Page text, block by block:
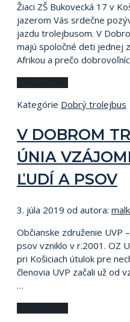
Žiaci ZŠ Bukovecká 17 v
jazerom Vás srdečne
jazdu trolejbusom. V
majú spoločné deti jednej
Afrikou a prečo
ČITAŤ VIAC …
Kategórie Dobrý trolejbus
V DOBROM
ÚNIA
ĽUDÍ A PSOV
3. júla 2019 od autora:
Občianske združenie UVP
psov vzniklo v r.2001. OZ
pri Košiciach útulok pre
členovia UVP začali už od
…
ČITAŤ VIAC …